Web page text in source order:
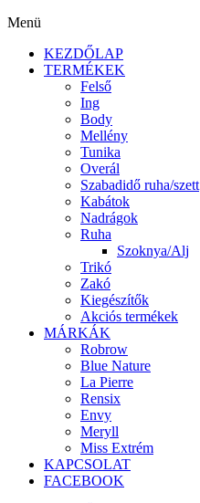
Menü
KEZDŐLAP
TERMÉKEK
Felső
Ing
Body
Mellény
Tunika
Overál
Szabadidő ruha/szett
Kabátok
Nadrágok
Ruha
Szoknya/Alj
Trikó
Zakó
Kiegészítők
Akciós termékek
MÁRKÁK
Robrow
Blue Nature
La Pierre
Rensix
Envy
Meryll
Miss Extrém
KAPCSOLAT
FACEBOOK